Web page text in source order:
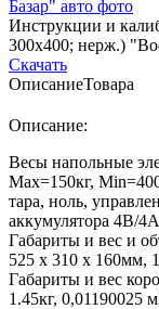
Инструкции и
300х400; нерж.)
Скачать
ОписаниеТовара
Описание:
Весы напольные
Мах=150кг,
тара, ноль,
аккумулятора 4В/
Габариты и вес и
525 х 310 х 160мм,
Габариты и вес
1.45кг, 0,01190025